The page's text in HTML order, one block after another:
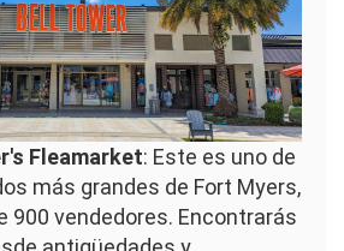
Fleamarket: Este es uno de
más grandes de Fort Myers,
900 vendedores. Encontrarás